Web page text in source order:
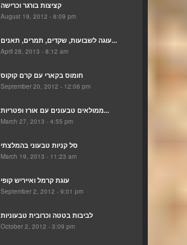
קציצות בורגר וכרישה
August 19, 2012 - 6:09 pm
עוגה לשבועות, שקדים, תמרים, תאנים...
April 28, 2013 - 8:12 am
חומוס בקארי עם קרם קוקוס
September 20, 2012 - 12:06 pm
ממולאים טבעונים עם אורז ופטריות...
March 27, 2013 - 4:55 pm
סל קניות טבעוני בהמלצתי
March 19, 2013 - 11:23 am
עוגת קרמל ואייריש קופי
September 2, 2012 - 9:01 pm
לביבות בטטה וכרובית טבעוניות
October 2, 2012 - 3:09 pm